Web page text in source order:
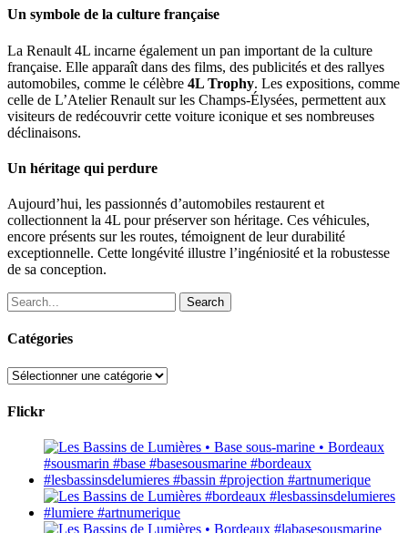
Un symbole de la culture française
La Renault 4L incarne également un pan important de la culture
française. Elle apparaît dans des films, des publicités et des rallyes
automobiles, comme le célèbre 4L Trophy. Les expositions, comme
celle de L’Atelier Renault sur les Champs-Élysées, permettent aux
visiteurs de redécouvrir cette voiture iconique et ses nombreuses
déclinaisons.
Un héritage qui perdure
Aujourd’hui, les passionnés d’automobiles restaurent et
collectionnent la 4L pour préserver son héritage. Ces véhicules,
encore présents sur les routes, témoignent de leur durabilité
exceptionnelle. Cette longévité illustre l’ingéniosité et la robustesse
de sa conception.
Search
Catégories
Catégories
Flickr